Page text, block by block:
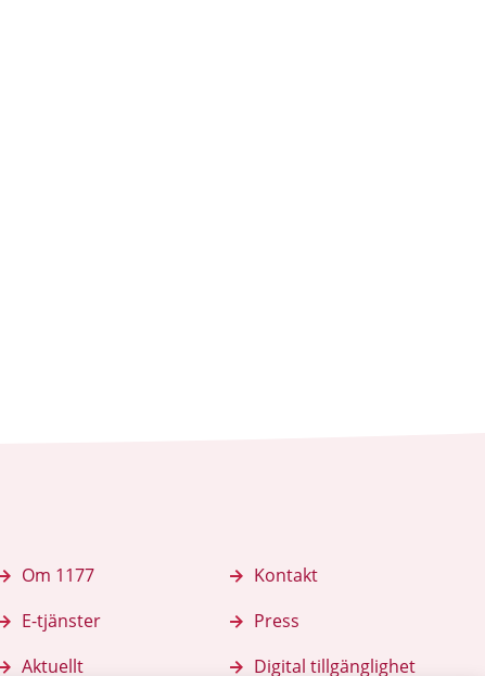
Om 1177
E-tjänster
Aktuellt
Kontakt
Press
Digital tillgänglighet